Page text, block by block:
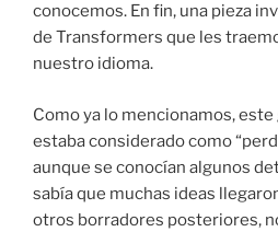
conocemos. En fin, una pieza
de Transformers que les
nuestro idioma.
Como ya lo mencionamos,
estaba considerado como
aunque se conocían algunos
sabía que muchas ideas
otros borradores posteriores,